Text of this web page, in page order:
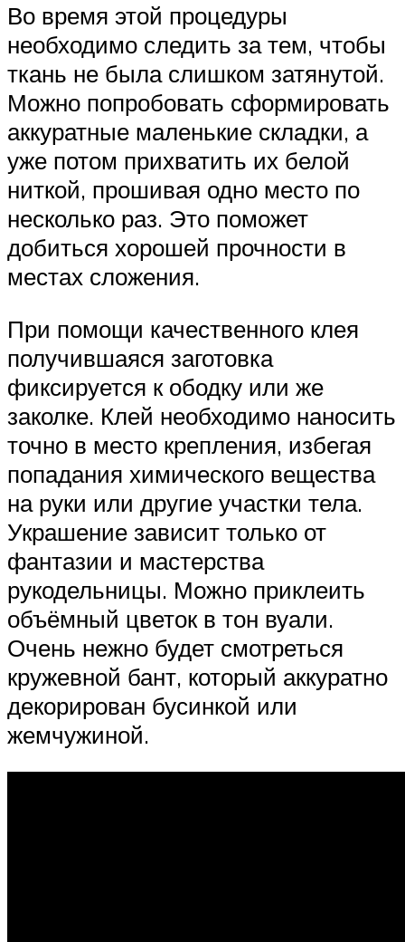
Во время этой процедуры
необходимо следить за тем, чтобы
ткань не была слишком затянутой.
Можно попробовать сформировать
аккуратные маленькие складки, а
уже потом прихватить их белой
ниткой, прошивая одно место по
несколько раз. Это поможет
добиться хорошей прочности в
местах сложения.
При помощи качественного клея
получившаяся заготовка
фиксируется к ободку или же
заколке. Клей необходимо наносить
точно в место крепления, избегая
попадания химического вещества
на руки или другие участки тела.
Украшение зависит только от
фантазии и мастерства
рукодельницы. Можно приклеить
объёмный цветок в тон вуали.
Очень нежно будет смотреться
кружевной бант, который аккуратно
декорирован бусинкой или
жемчужиной.